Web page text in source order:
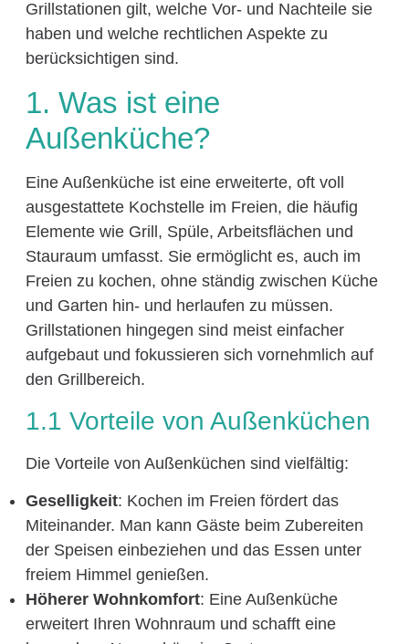
Grillstationen gilt, welche Vor- und Nachteile sie
haben und welche rechtlichen Aspekte zu
berücksichtigen sind.
1. Was ist eine
Außenküche?
Eine Außenküche ist eine erweiterte, oft voll
ausgestattete Kochstelle im Freien, die häufig
Elemente wie Grill, Spüle, Arbeitsflächen und
Stauraum umfasst. Sie ermöglicht es, auch im
Freien zu kochen, ohne ständig zwischen Küche
und Garten hin- und herlaufen zu müssen.
Grillstationen hingegen sind meist einfacher
aufgebaut und fokussieren sich vornehmlich auf
den Grillbereich.
1.1 Vorteile von Außenküchen
Die Vorteile von Außenküchen sind vielfältig:
Geselligkeit: Kochen im Freien fördert das
Miteinander. Man kann Gäste beim Zubereiten
der Speisen einbeziehen und das Essen unter
freiem Himmel genießen.
Höherer Wohnkomfort: Eine Außenküche
erweitert Ihren Wohnraum und schafft eine